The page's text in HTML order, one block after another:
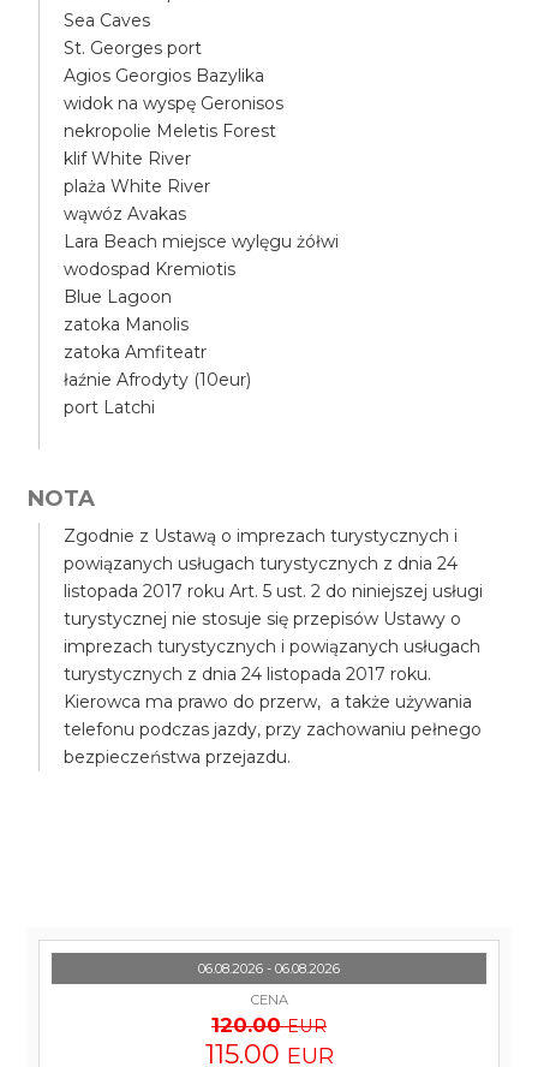
Sea Caves
St. Georges port
Agios Georgios Bazylika
widok na wyspę Geronisos
nekropolie Meletis Forest
klif White River
plaża White River
wąwóz Avakas
Lara Beach miejsce wylęgu żółwi
wodospad Kremiotis
Blue Lagoon
zatoka Manolis
zatoka Amfiteatr
łaźnie Afrodyty (10eur)
port Latchi
NOTA
Zgodnie z Ustawą o imprezach turystycznych i
powiązanych usługach turystycznych z dnia 24
listopada 2017 roku Art. 5 ust. 2 do niniejszej usługi
turystycznej nie stosuje się przepisów Ustawy o
imprezach turystycznych i powiązanych usługach
turystycznych z dnia 24 listopada 2017 roku.
Kierowca ma prawo do przerw, a także używania
telefonu podczas jazdy, przy zachowaniu pełnego
bezpieczeństwa przejazdu.
06.08.2026 - 06.08.2026
CENA
120.00 EUR
115.00 EUR